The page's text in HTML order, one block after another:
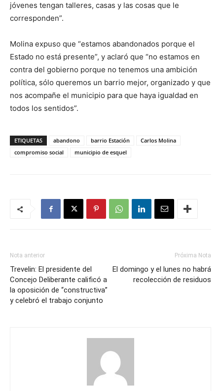
jóvenes tengan talleres, casas y las cosas que le
corresponden”.
Molina expuso que “estamos abandonados porque el
Estado no está presente”, y aclaró que “no estamos en
contra del gobierno porque no tenemos una ambición
política, sólo queremos un barrio mejor, organizado y que
nos acompañe el municipio para que haya igualdad en
todos los sentidos”.
ETIQUETAS abandono barrio Estación
Carlos Molina
compromiso social
municipio de esquel
Nota anterior
Trevelin: El presidente del
Concejo Deliberante calificó a
la oposición de “constructiva”
y celebró el trabajo conjunto
Próxima Nota
El domingo y el lunes no habrá
recolección de residuos